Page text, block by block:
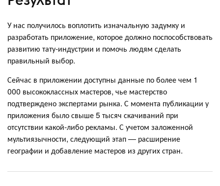
У нас получилось воплотить изначальную задумку и
разработать приложение, которое должно поспособствовать
развитию тату-индустрии и помочь людям сделать
правильный выбор.
Сейчас в приложении доступны данные по более чем 1
000 высококлассных мастеров, чье мастерство
подтверждено экспертами рынка. С момента публикации у
приложения было свыше 5 тысяч скачиваний при
отсутствии какой-либо рекламы. С учетом заложенной
мультиязычности, следующий этап — расширение
географии и добавление мастеров из других стран.